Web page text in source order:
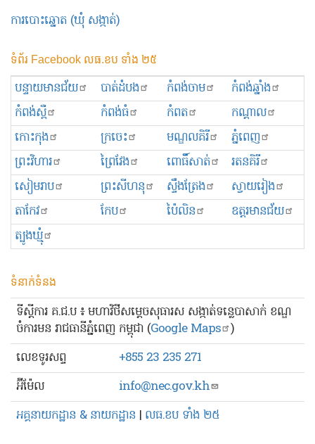
ការបោះឆ្នោត (ឃុំ សង្កាត់)
ទំព័រ Facebook លធ.ខប ទាំង ២៥
បន្ទាយមានជ័យ បាត់ដំបង កំពង់ចាម
កំពង់ឆ្នាំង
កំពង់ស្ពឺ
កំពង់ធំ កំពត
កណ្ដាល
កោះកុង
ក្រចេះ មណ្ឌលគិរី
ភ្នំពេញ
ព្រះ​វិហារ
ព្រៃវែង ពោធិ៍សាត់
រតនគិរី
សៀមរាប
ព្រះសីហនុ ស្ទឹងត្រែង
ស្វាយរៀង
តាកែវ
កែប ប៉ៃលិន
ឧត្ដរមានជ័យ
ត្បូងឃ្មុំ
ទំនាក់ទំនង
ទីស្ដីការ គ.ជ.ប ៖ មហាវិថីសម្ដេចសុធារស សង្កាត់ទន្លេបាសាក់ ខណ្ឌ
ចំការមន រាជធានីភ្នំពេញ កម្ពុជា (Google Maps )
លេខ​ទូរសព្ទ
+855 23 235 271
អ៊ីម៉ែល
info@nec.gov.kh
អគ្គនាយកដ្ឋាន & នាយកដ្ឋាន | លធ.ខប ទាំង ២៥